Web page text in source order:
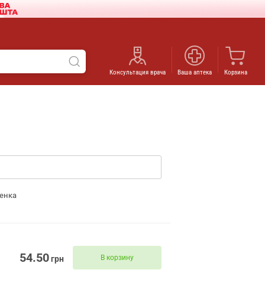
Консультация врача Ваша аптека Корзина
54.50грн В корзину